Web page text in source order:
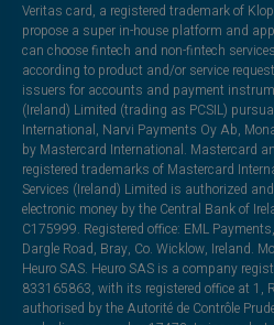
Veritas card, a registered trademark of
propose a super in-house platform and
can choose fintech and non-fintech
according to product and/or service
issuers for accounts and payment
(Ireland) Limited (trading as PCSIL)
International, Narvi Payments Oy Ab,
by Mastercard International. Mastercard
registered trademarks of Mastercard
Services (Ireland) Limited is authorized
electronic money by the Central Bank of
C175999. Registered office: EML
Dargle Road, Bray, Co. Wicklow, Ireland.
Heuro SAS. Heuro SAS is a company
833165863, with its registered office at 1,
authorised by the Autorité de Contrôle